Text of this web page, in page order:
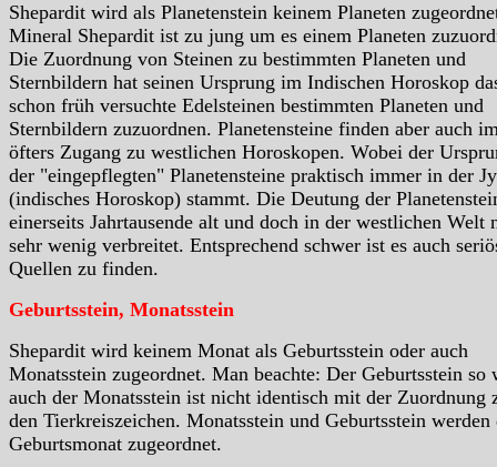
Shepardit wird als Planetenstein keinem Planeten
Mineral Shepardit ist zu jung um es einem Planeten
Die Zuordnung von Steinen zu bestimmten Planeten und
Sternbildern hat seinen Ursprung im Indischen Horoskop
schon früh versuchte Edelsteinen bestimmten Planeten und
Sternbildern zuzuordnen. Planetensteine finden aber auch
öfters Zugang zu westlichen Horoskopen. Wobei der
der "eingepflegten" Planetensteine praktisch immer in der
(indisches Horoskop) stammt. Die Deutung der
einerseits Jahrtausende alt und doch in der westlichen Welt
sehr wenig verbreitet. Entsprechend schwer ist es auch
Quellen zu finden.
Geburtsstein, Monatsstein
Shepardit wird keinem Monat als Geburtsstein oder auch
Monatsstein zugeordnet. Man beachte: Der Geburtsstein so
auch der Monatsstein ist nicht identisch mit der Zuordnung
den Tierkreiszeichen. Monatsstein und Geburtsstein werden
Geburtsmonat zugeordnet.